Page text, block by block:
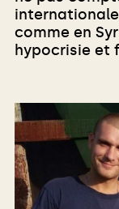
comme en
hypocrisie et